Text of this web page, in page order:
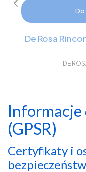
Do
De Rosa
DE
(GPSR)
Certyfikaty i